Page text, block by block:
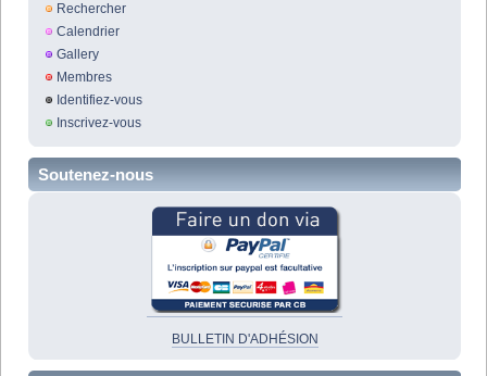
Rechercher
Calendrier
Gallery
Membres
Identifiez-vous
Inscrivez-vous
Soutenez-nous
BULLETIN D'ADHÉSION